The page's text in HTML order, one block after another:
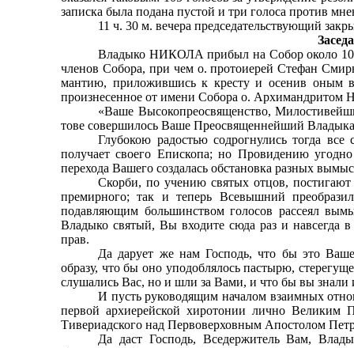
записка была подана пустой и три голоса против
11 ч. 30 м. вечера председательствующий
Владыко НИКОЛА прибыл на Собор около 10
чле­нов Собора, при чем о. протоиерей Стефан
мантию, приложившись к кресту и осенив оным
произнесенное от имени Собора о. Архимандритом
«Ваше Высокопреосвященство,
тове совершилось Ваше Преосвященнейший
Глубокою радостью содрогнулись тогда
получает своего Епископа; но Провидению
перехода Вашего создалась обстановка разных
Скорби, по учению святых отцов,
премирного; так и теперь Всевышний
подавляющим большинством голосов рассеял
Владыко святый, Вы входите сюда раз и навсегда
прав.
Да дарует же нам Господь, что бы это
образу, что бы оно уподоблялось пастырю,
слушались Вас, но и шли за Вами, и что бы вы
И пусть руководящим началом взаимных
первой архиерейской хиротонии лично
Тивериадского над Первоверховным Апостолом
Да даст Господь, Вседержитель Вам,